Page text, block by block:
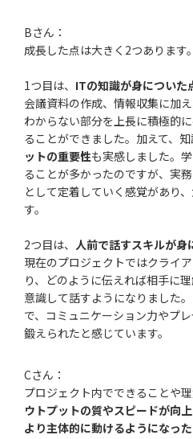
Bさん：
成長した点は大きく2つあります。
1つ目は、 ITの知識が身についた
会議資料の作成、情報収集に加
わからない部分を上長に積極的
ることができました。加えて、
ットの重要性も実感しました。
ることが多かったのですが、実
として定着していく感覚があり
す。
2つ目は、 人前で話すスキルが身
現在のプロジェクトではクライ
り、どのように伝えれば相手に
意識して話すようになりました
で、コミュニケーション力やプ
鍛えられたと感じています。
Cさん：
プロジェクト内でできることや
ウトプットの質やスピードが向
より主体的に動けるようになった